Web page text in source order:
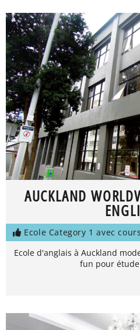
AUCKLAND
Ecole Category 1 avec
Ecole d'anglais à Auckland
fun pour